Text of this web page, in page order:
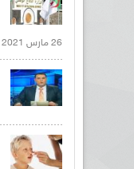
26 مارس 2021 |